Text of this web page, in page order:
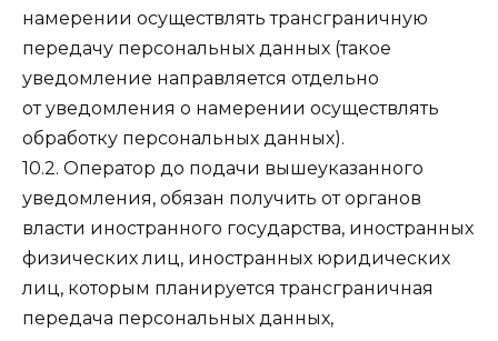
намерении осуществлять трансграничную
передачу персональных данных (такое
уведомление направляется отдельно
от уведомления о намерении осуществлять
обработку персональных данных).
10.2. Оператор до подачи вышеуказанного
уведомления, обязан получить от органов
власти иностранного государства, иностранных
физических лиц, иностранных юридических
лиц, которым планируется трансграничная
передача персональных данных,